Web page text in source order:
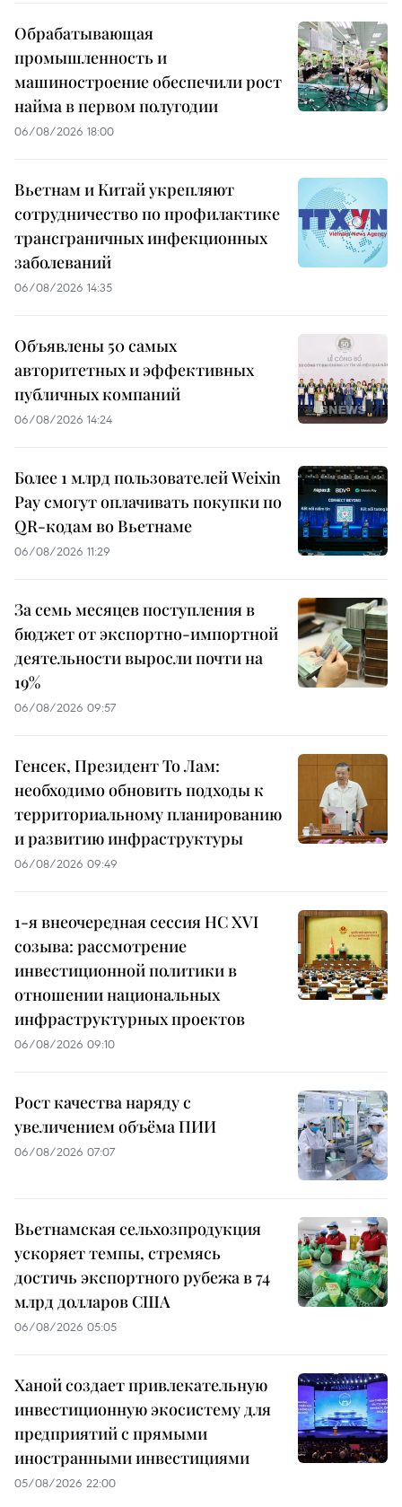
Обрабатывающая
промышленность и
машиностроение обеспечили рост
найма в первом полугодии
06/08/2026 18:00
Вьетнам и Китай укрепляют
сотрудничество по профилактике
трансграничных инфекционных
заболеваний
06/08/2026 14:35
Объявлены 50 самых
авторитетных и эффективных
публичных компаний
06/08/2026 14:24
Более 1 млрд пользователей Weixin
Pay смогут оплачивать покупки по
QR-кодам во Вьетнаме
06/08/2026 11:29
За семь месяцев поступления в
бюджет от экспортно-импортной
деятельности выросли почти на
19%
06/08/2026 09:57
Генсек, Президент То Лам:
необходимо обновить подходы к
территориальному планированию
и развитию инфраструктуры
06/08/2026 09:49
1-я внеочередная сессия НС XVI
созыва: рассмотрение
инвестиционной политики в
отношении национальных
инфраструктурных проектов
06/08/2026 09:10
Рост качества наряду с
увеличением объёма ПИИ
06/08/2026 07:07
Вьетнамская сельхозпродукция
ускоряет темпы, стремясь
достичь экспортного рубежа в 74
млрд долларов США
06/08/2026 05:05
Ханой создает привлекательную
инвестиционную экосистему для
предприятий с прямыми
иностранными инвестициями
05/08/2026 22:00